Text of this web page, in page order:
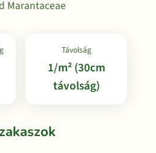
Marantaceae
Távolság
1/m² (30cm
távolság)